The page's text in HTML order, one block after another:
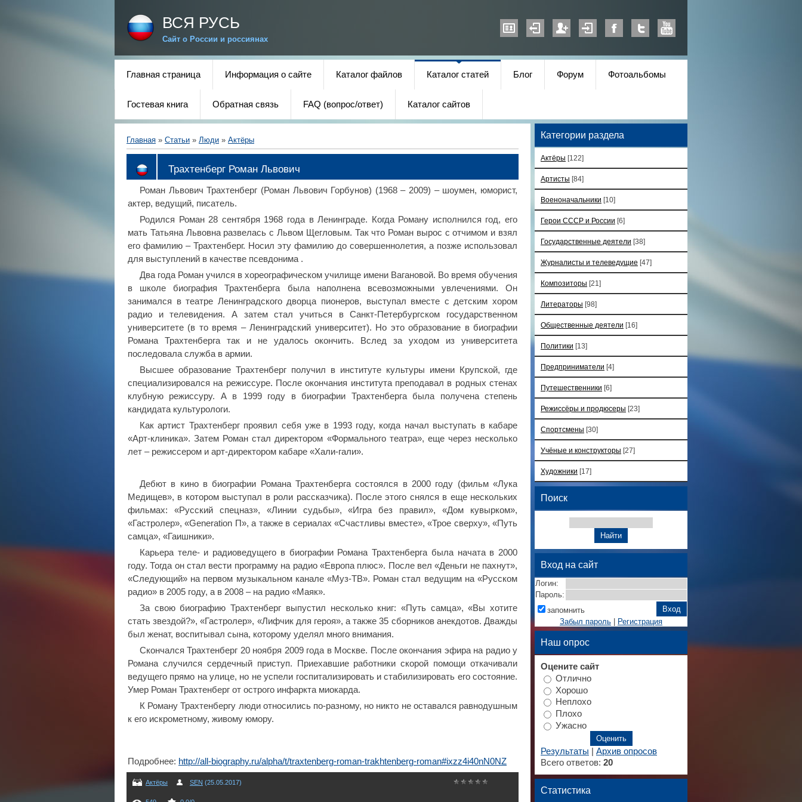
ВСЯ РУСЬ
Сайт о России и россиянах
Главная страница Информация о сайте Каталог файлов Каталог статей Блог Форум Фотоальбомы
Гостевая книга Обратная связь FAQ (вопрос/ответ) Каталог сайтов
Главная » Статьи » Люди » Актёры
Трахтенберг Роман Львович
Роман Львович Трахтенберг (Роман Львович Горбунов) (1968 – 2009) – шоумен, юморист,
актер, ведущий, писатель.
Родился Роман 28 сентября 1968 года в Ленинграде. Когда Роману исполнился год, его
мать Татьяна Львовна развелась с Львом Щегловым. Так что Роман вырос с отчимом и взял
его фамилию – Трахтенберг. Носил эту фамилию до совершеннолетия, а позже использовал
для выступлений в качестве псевдонима .
Два года Роман учился в хореографическом училище имени Вагановой. Во время обучения
в школе биография Трахтенберга была наполнена всевозможными увлечениями. Он
занимался в театре Ленинградского дворца пионеров, выступал вместе с детским хором
радио и телевидения. А затем стал учиться в Санкт-Петербургском государственном
университете (в то время – Ленинградский университет). Но это образование в биографии
Романа Трахтенберга так и не удалось окончить. Вслед за уходом из университета
последовала служба в армии.
Высшее образование Трахтенберг получил в институте культуры имени Крупской, где
специализировался на режиссуре. После окончания института преподавал в родных стенах
клубную режиссуру. А в 1999 году в биографии Трахтенберга была получена степень
кандидата культурологи.
Как артист Трахтенберг проявил себя уже в 1993 году, когда начал выступать в кабаре
«Арт-клиника». Затем Роман стал директором «Формального театра», еще через несколько
лет – режиссером и арт-директором кабаре «Хали-гали».
Дебют в кино в биографии Романа Трахтенберга состоялся в 2000 году (фильм «Лука
Медищев», в котором выступал в роли рассказчика). После этого снялся в еще нескольких
фильмах: «Русский спецназ», «Линии судьбы», «Игра без правил», «Дом кувырком»,
«Гастролер», «Generation П», а также в сериалах «Счастливы вместе», «Трое сверху», «Путь
самца», «Гаишники».
Карьера теле- и радиоведущего в биографии Романа Трахтенберга была начата в 2000
году. Тогда он стал вести программу на радио «Европа плюс». После вел «Деньги не пахнут»,
«Следующий» на первом музыкальном канале «Муз-ТВ». Роман стал ведущим на «Русском
радио» в 2005 году, а в 2008 – на радио «Маяк».
За свою биографию Трахтенберг выпустил несколько книг: «Путь самца», «Вы хотите
стать звездой?», «Гастролер», «Лифчик для героя», а также 35 сборников анекдотов. Дважды
был женат, воспитывал сына, которому уделял много внимания.
Скончался Трахтенберг 20 ноября 2009 года в Москве. После окончания эфира на радио у
Романа случился сердечный приступ. Приехавшие работники скорой помощи откачивали
ведущего прямо на улице, но не успели госпитализировать и стабилизировать его состояние.
Умер Роман Трахтенберг от острого инфаркта миокарда.
К Роману Трахтенбергу люди относились по-разному, но никто не оставался равнодушным
к его искрометному, живому юмору.
Подробнее: http://all-biography.ru/alpha/t/traxtenberg-roman-trakhtenberg-roman#ixzz4i40nN0NZ
Актёры SEN (25.05.2017)
Категории раздела
Актёры [122]
Артисты [84]
Военоначальники [10]
Герои СССР и России [6]
Государственные деятели [38]
Журналисты и телеведущие [47]
Композиторы [21]
Литераторы [98]
Общественные деятели [16]
Политики [13]
Предприниматели [4]
Путешественники [6]
Режиссёры и продюсеры [23]
Спортсмены [30]
Учёные и конструкторы [27]
Художники [17]
Поиск
Вход на сайт
Логин:
Пароль:
запомнить
Забыл пароль
Регистрация
Наш опрос
Оцените сайт
Отлично
Хорошо
Неплохо
Плохо
Ужасно
Результаты
Архив опросов
Всего ответов: 20
Статистика